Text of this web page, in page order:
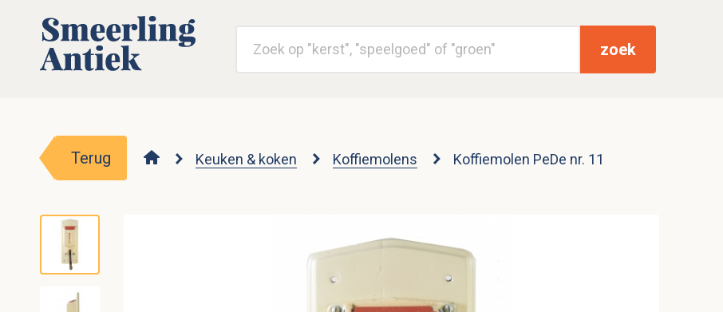
zoek
Terug Keuken & koken Koffiemolens Koffiemolen PeDe nr. 11